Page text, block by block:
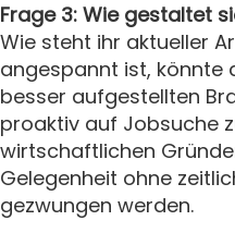
Frage 3: Wie gestaltet
Wie steht ihr aktueller
angespannt ist, könnte
besser aufgestellten
proaktiv auf Jobsuche
wirtschaftlichen
Gelegenheit ohne
gezwungen werden.